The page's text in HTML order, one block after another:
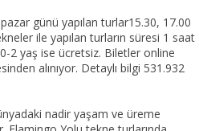
günü yapılan turlar15.30, 17.00
ile yapılan turların süresi 1 saat
2 yaş ise ücretsiz. Biletler online
alınıyor. Detaylı bilgi 531.932
nadir yaşam ve üreme